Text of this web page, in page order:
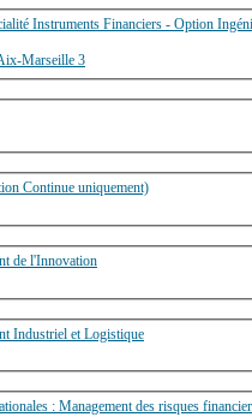
Instruments Financiers - Option
Marseille 3
Continue uniquement)
de l'Innovation
Industriel et Logistique
: Management des risques